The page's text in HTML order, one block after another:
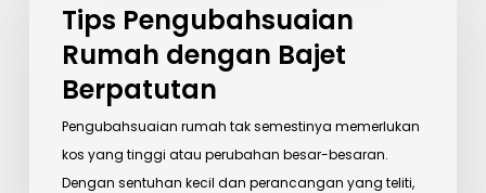
dengan
Bajet
Berpatutan
Tips Pengubahsuaian
Rumah dengan Bajet
Berpatutan
Pengubahsuaian rumah tak semestinya memerlukan
kos yang tinggi atau perubahan besar-besaran.
Dengan sentuhan kecil dan perancangan yang teliti,